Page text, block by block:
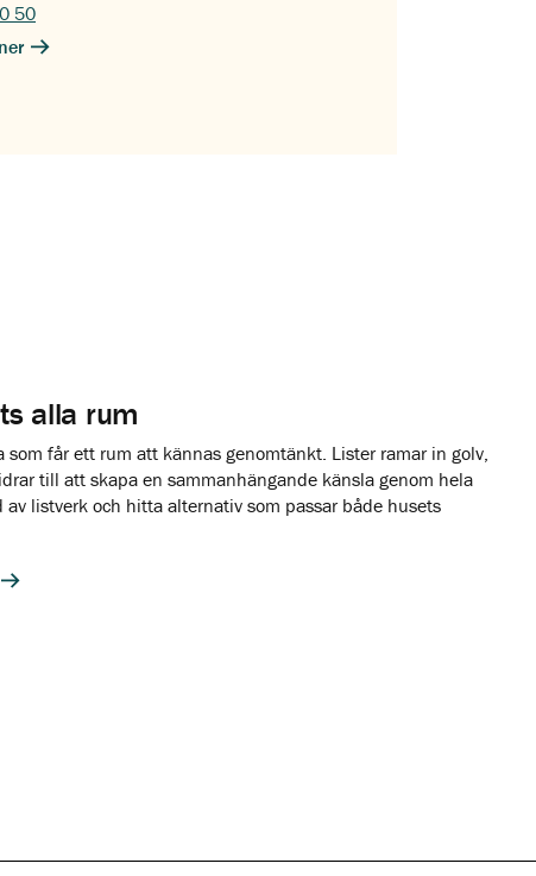
50
alla rum
som får ett rum att kännas genomtänkt. Lister ramar in golv,
till att skapa en sammanhängande känsla genom hela
listverk och hitta alternativ som passar både husets